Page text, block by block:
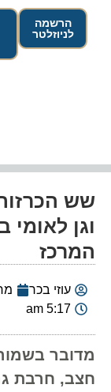
הרשמה
לניוזלטר
שש
וגן לאומי
המרכז
עוזי בכר
מרץ 15, 2022
5:17 am
מדובר
חצב, חרבת